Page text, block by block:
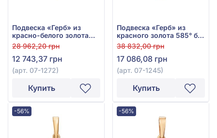
Подвеска «Герб» из
красно-белого золота
585°, без вставки, арт.
07-1272
28 962,20 грн
12 743,37 грн
(арт. 07-1272)
Купить
Подвеска «Герб» из
красного золота 585° без
вставки, арт. 07-1245
38 832,00 грн
17 086,08 грн
(арт. 07-1245)
Купить
-56% -56%